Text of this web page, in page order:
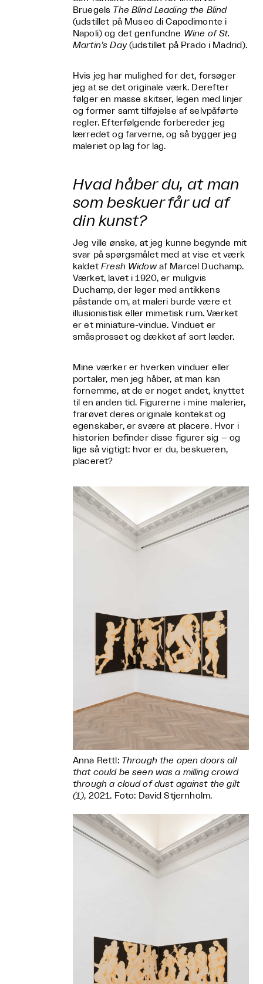
Bruegels The Blind Leading the Blind
(udstillet på Museo di Capodimonte i
Napoli) og det genfundne Wine of St.
Martin’s Day(udstillet på Prado i Madrid).
Hvis jeg har mulighed for det, forsøger
jeg at se det originale værk. Derefter
følger en masse skitser, legen med linjer
og former samt tilføjelse af selvpåførte
regler. Efterfølgende forbereder jeg
lærredet og farverne, og så bygger jeg
maleriet op lag for lag.
Hvad håber du, at man
som beskuer får ud af
din kunst?
Jeg ville ønske, at jeg kunne begynde mit
svar på spørgsmålet med at vise et værk
kaldetFresh Widowaf Marcel Duchamp.
Værket, lavet i 1920, er muligvis
Duchamp, der leger med antikkens
påstande om, at maleri burde være et
illusionistisk eller mimetisk rum. Værket
er et miniature-vindue. Vinduet er
småsprosset og dækket af sort læder.
Mine værker er hverken vinduer eller
portaler, men jeg håber, at man kan
fornemme, at de er noget andet, knyttet
til en anden tid. Figurerne i mine malerier,
frarøvet deres originale kontekst og
egenskaber, er svære at placere. Hvor i
historien befinder disse figurer sig – og
lige så vigtigt: hvor er du, beskueren,
placeret?
Anna Rettl: Through the open doors all
that could be seen was a milling crowd
through a cloud of dust against the gilt
(1), 2021. Foto: David Stjernholm.